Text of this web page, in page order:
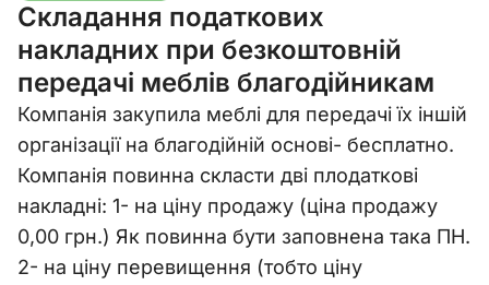
Складання податкових
накладних при безкоштовній
передачі меблів благодійникам
Компанія закупила меблі для передачі їх іншій
організації на благодійній основі- бесплатно.
Компанія повинна скласти дві плодаткові
накладні: 1- на ціну продажу (ціна продажу
0,00 грн.) Як повинна бути заповнена така ПН.
2- на ціну перевищення (тобто ціну